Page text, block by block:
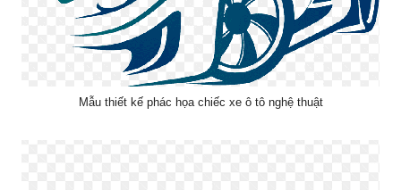
Mẫu thiết kế phác họa chiếc xe ô tô nghệ thuật